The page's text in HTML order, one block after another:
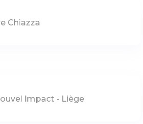
Chiazza
Impact - Liège